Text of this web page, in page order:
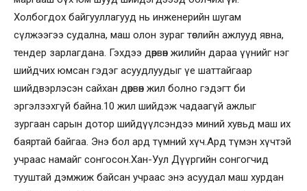
Холбогдох байгууллагууд нь инженерийн шугам
сүлжээгээ судална, маш олон зураг төслийн ажлууд явна,
тендер зарлагдана. Гэхдээ дөрвөн жилийн дараа үүнийг нэг
шийдчих юмсан гэдэг асуудлуудыг үе шаттайгаар
шийдвэрлэсэн сайхан дөрвөн жил болно гэдэгт би
эргэлзэхгүй байна.10 жил шийдэж чадаагүй ажлыг
зургаан сарын дотор шийдүүлсэндээ миний хувьд маш их
баяртай байгаа. Энэ бол ард түмний хүч.Ард түмэн хүчтэй
учраас намайг сонгосон.Хан-Уул Дүүргийн сонгогчид
тууштай дэмжиж байсан учраас энэ асуудал маш хурдан